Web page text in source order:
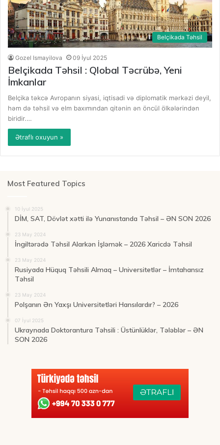
Belçikada Təhsil
Gozel Ismayilova 09 İyul 2025
Belçikada Təhsil : Qlobal Təcrübə, Yeni
İmkanlar
Belçika təkcə Avropanın siyasi, iqtisadi və diplomatik mərkəzi deyil,
həm də təhsil və elm baxımından qitənin ən öncül ölkələrindən
biridir.…
Ətraflı oxuyun »
Most Featured Topics
10 İyul 2025
DİM, SAT, Dövlət xətti ilə Yunanıstanda Təhsil – ƏN SON 2026
23 May 2024
İngiltərədə Təhsil Alarkən İşləmək – 2026 Xaricdə Təhsil
23 May 2024
Rusiyada Hüquq Təhsili Almaq – Universitetlər – İmtahansız
Təhsil
23 May 2024
Polşanın Ən Yaxşı Universitetləri Hansılardır? – 2026
07 İyul 2025
Ukraynada Doktorantura Təhsili : Üstünlüklər, Tələblər – ƏN
SON 2026